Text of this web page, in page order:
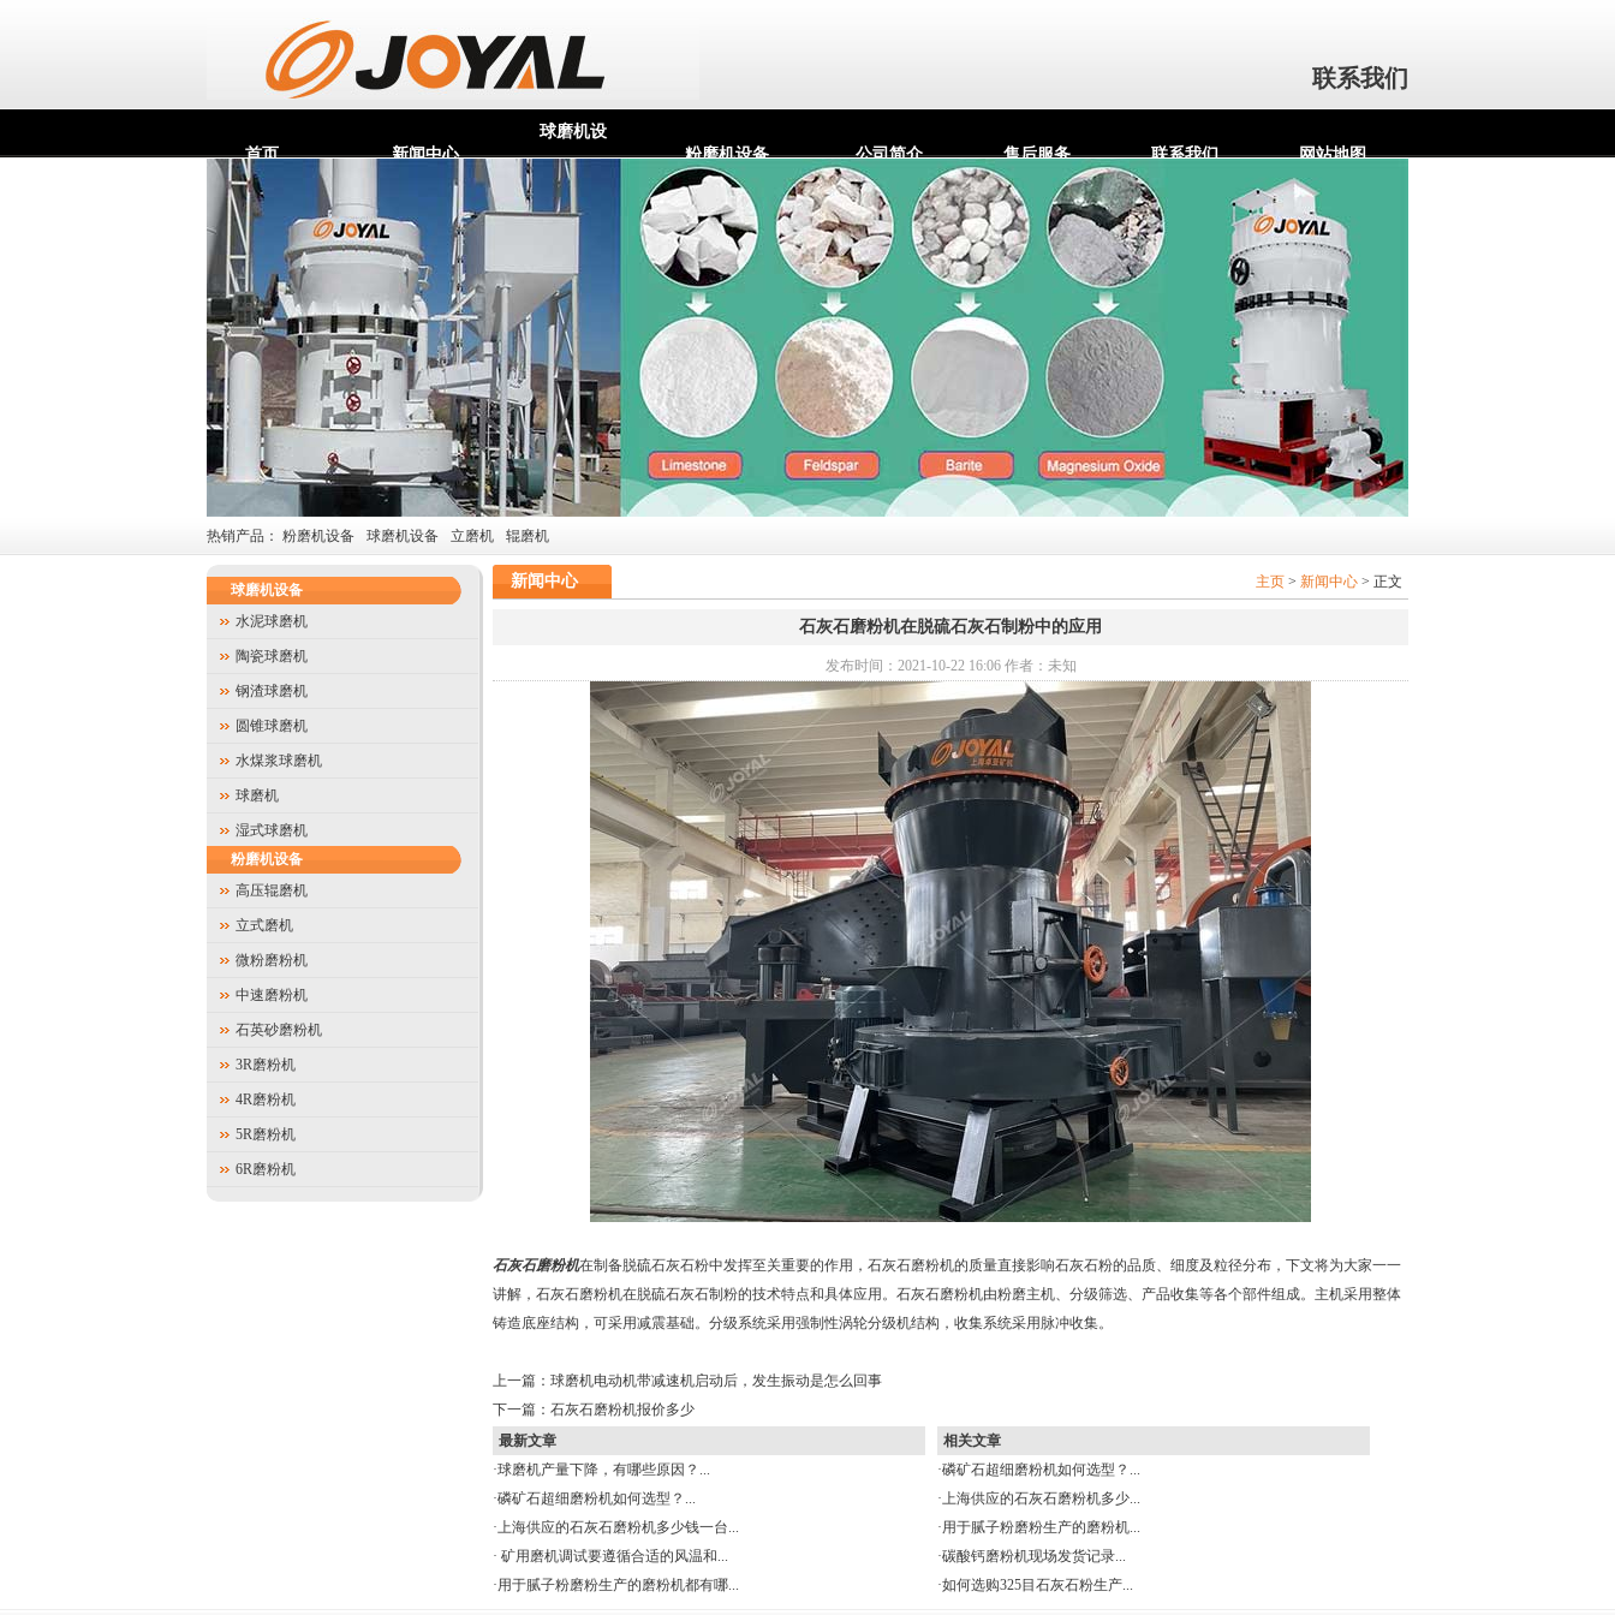
联系我们
首页 新闻中心
球磨机设
备
粉磨机设备 公司简介 售后服务 联系我们 网站地图
热销产品： 粉磨机设备 球磨机设备 立磨机 辊磨机
球磨机设备
水泥球磨机
陶瓷球磨机
钢渣球磨机
圆锥球磨机
水煤浆球磨机
球磨机
湿式球磨机
粉磨机设备
高压辊磨机
立式磨机
微粉磨粉机
中速磨粉机
石英砂磨粉机
3R磨粉机
4R磨粉机
5R磨粉机
6R磨粉机
主页 > 新闻中心 > 正文
新闻中心
石灰石磨粉机在脱硫石灰石制粉中的应用
发布时间：2021-10-22 16:06 作者：未知
石灰石磨粉机在制备脱硫石灰石粉中发挥至关重要的作用，石灰石磨粉机的质量直接影响石灰石粉的品质、细度及粒径分布，下文将为大家一一
讲解，石灰石磨粉机在脱硫石灰石制粉的技术特点和具体应用。石灰石磨粉机由粉磨主机、分级筛选、产品收集等各个部件组成。主机采用整体
铸造底座结构，可采用减震基础。分级系统采用强制性涡轮分级机结构，收集系统采用脉冲收集。
上一篇： 球磨机电动机带减速机启动后，发生振动是怎么回事
下一篇： 石灰石磨粉机报价多少
最新文章
·球磨机产量下降，有哪些原因？...
·磷矿石超细磨粉机如何选型？...
·上海供应的石灰石磨粉机多少钱一台...
· 矿用磨机调试要遵循合适的风温和...
·用于腻子粉磨粉生产的磨粉机都有哪...
相关文章
·磷矿石超细磨粉机如何选型？...
·上海供应的石灰石磨粉机多少...
·用于腻子粉磨粉生产的磨粉机...
·碳酸钙磨粉机现场发货记录...
·如何选购325目石灰石粉生产...